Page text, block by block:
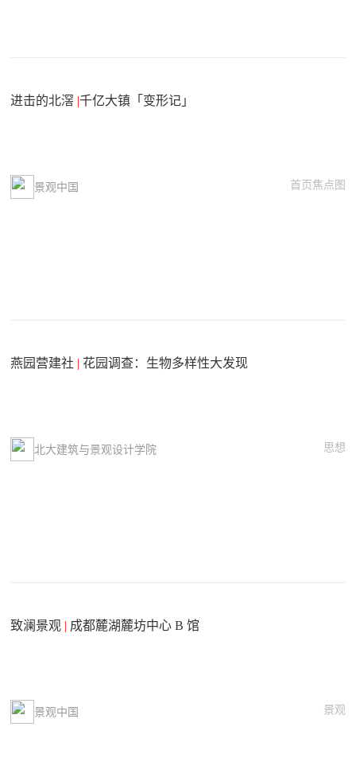
进击的北滘 |千亿大镇「变形记」
景观中国 首页焦点图
燕园营建社 | 花园调查：生物多样性大发现
北大建筑与景观设计学院 思想
致澜景观 | 成都麓湖麓坊中心 B 馆
景观中国 景观